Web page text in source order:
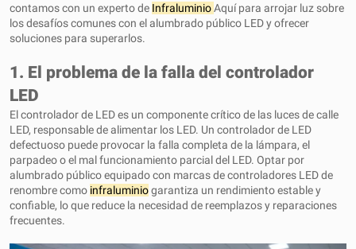
contamos con un experto de InfraluminioAquí para arrojar luz sobre
los desafíos comunes con el alumbrado público LED y ofrecer
soluciones para superarlos.
1. El problema de la falla del controlador
LED
El controlador de LED es un componente crítico de las luces de calle
LED, responsable de alimentar los LED. Un controlador de LED
defectuoso puede provocar la falla completa de la lámpara, el
parpadeo o el mal funcionamiento parcial del LED. Optar por
alumbrado público equipado con marcas de controladores LED de
renombre como infraluminiogarantiza un rendimiento estable y
confiable, lo que reduce la necesidad de reemplazos y reparaciones
frecuentes.